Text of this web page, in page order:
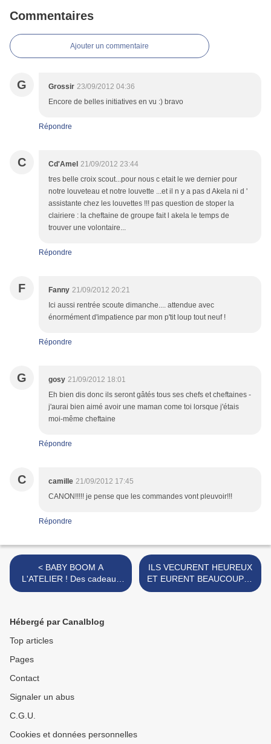
Commentaires
Ajouter un commentaire
G Grossir 23/09/2012 04:36
Encore de belles initiatives en vu :) bravo
Répondre
C Cd'Amel 21/09/2012 23:44
tres belle croix scout...pour nous c etait le we dernier pour
notre louveteau et notre louvette ...et il n y a pas d Akela ni d '
assistante chez les louvettes !!! pas question de stoper la
clairiere : la cheftaine de groupe fait l akela le temps de
trouver une volontaire...
Répondre
F Fanny 21/09/2012 20:21
Ici aussi rentrée scoute dimanche.... attendue avec
énormément d'impatience par mon p'tit loup tout neuf !
Répondre
G gosy 21/09/2012 18:01
Eh bien dis donc ils seront gâtés tous ses chefs et cheftaines -
j'aurai bien aimé avoir une maman come toi lorsque j'étais
moi-même cheftaine
Répondre
C camille 21/09/2012 17:45
CANON!!!!! je pense que les commandes vont pleuvoir!!!
Répondre
< BABY BOOM A
L'ATELIER ! Des cadeaux
déco très
ILS VECURENT HEUREUX
ET EURENT BEAUCOUP ...
DE >
Hébergé par Canalblog
Top articles
Pages
Contact
Signaler un abus
C.G.U.
Cookies et données personnelles